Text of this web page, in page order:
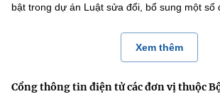
bật trong dự án Luật sửa đổi, bổ sung một số
Xem thêm
Cổng thông tin điện tử các đơn vị thuộc